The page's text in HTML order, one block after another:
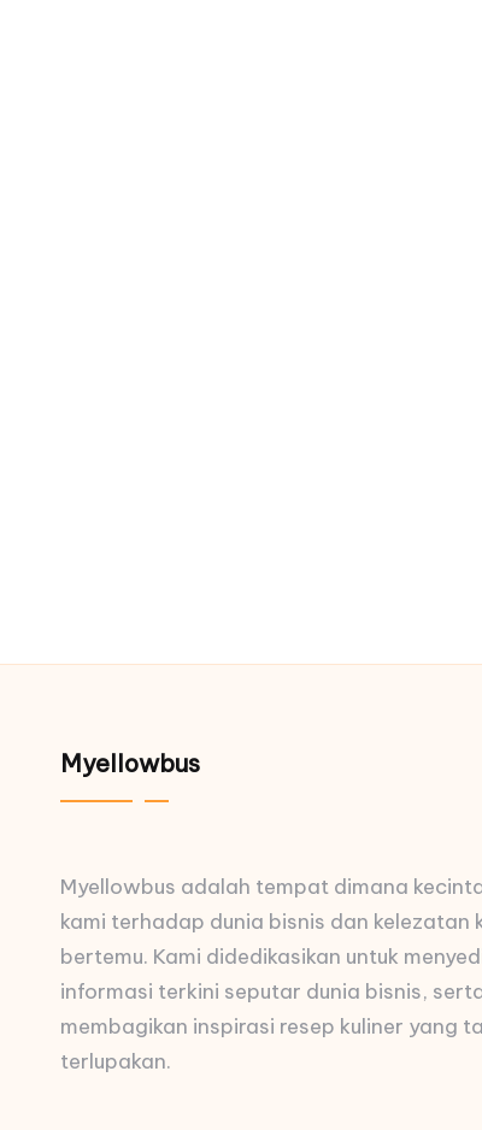
Myellowbus
Myellowbus adalah tempat dimana
kami terhadap dunia bisnis dan kelezatan
bertemu. Kami didedikasikan untuk
informasi terkini seputar dunia bisnis,
membagikan inspirasi resep kuliner yang
terlupakan.